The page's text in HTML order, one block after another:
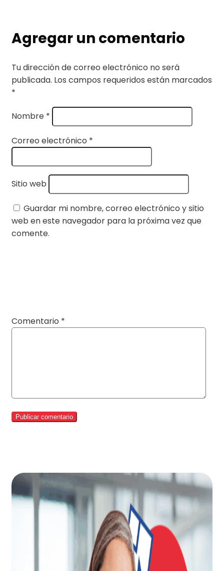
Agregar un comentario
Tu dirección de correo electrónico no será
publicada. Los campos requeridos están marcados
*
Nombre *
Correo electrónico *
Sitio web
Guardar mi nombre, correo electrónico y sitio
web en este navegador para la próxima vez que
comente.
Comentario *